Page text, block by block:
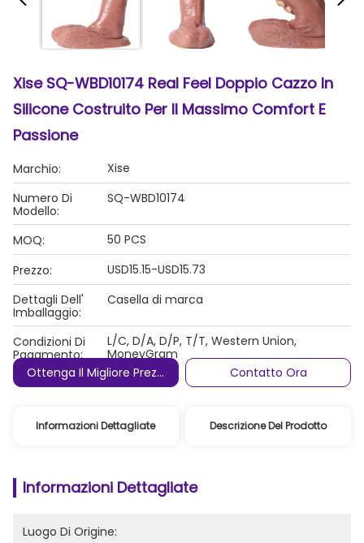
Xise SQ-WBD10174 Real Feel Doppio Cazzo In
Silicone Costruito Per Il Massimo Comfort E
Passione
Marchio:
Xise
Numero Di
Modello:
SQ-WBD10174
MOQ:
50 PCS
Prezzo:
USD15.15-USD15.73
Dettagli Dell'
Imballaggio:
Casella di marca
Condizioni Di
Pagamento:
L/C, D/A, D/P, T/T, Western Union,
MoneyGram
Ottenga Il Migliore Prezzo
Contatto Ora
Informazioni Dettagliate Descrizione Del Prodotto
Informazioni Dettagliate
Luogo Di Origine: